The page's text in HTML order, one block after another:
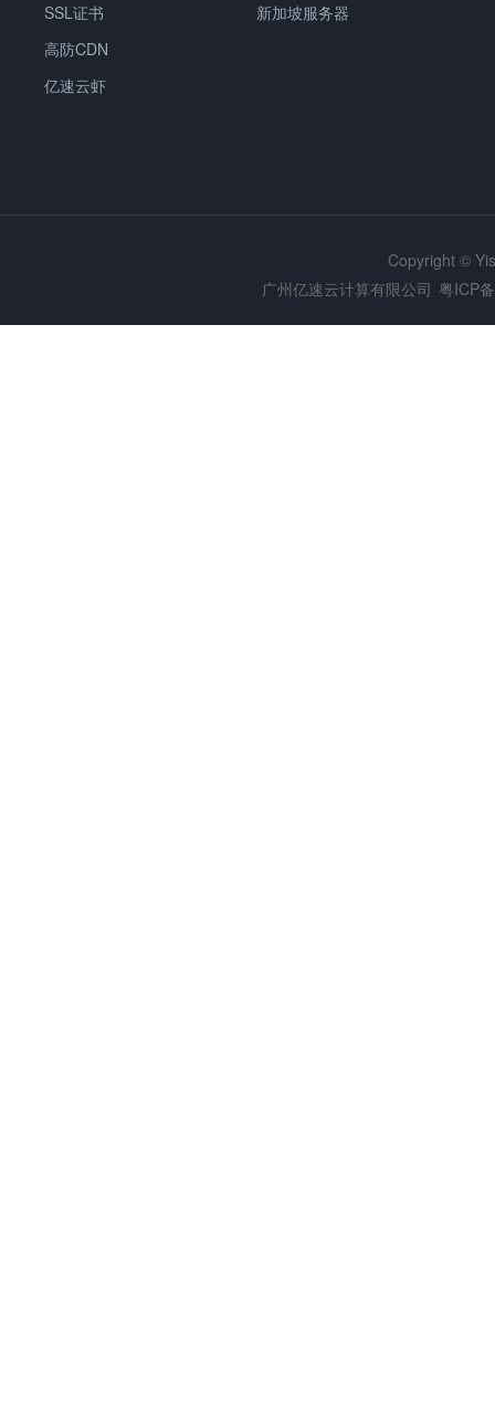
SSL证书
高防CDN
亿速云虾
新加坡服务器
Copyright ©
广州亿速云计算有限公司 粤ICP